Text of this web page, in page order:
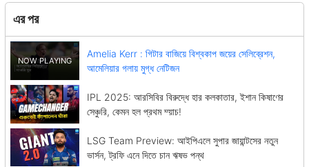
এর পর
Amelia Kerr : গিটার বাজিয়ে বিশ্বকাপ জয়ের সেলিব্রেশন,
আমেলিয়ার গলায় মুগ্ধ নেটিজন
IPL 2025: আরসিবির বিরুদ্ধে হার কলকাতার, ইশান কিষাণের
সেঞ্চুরি, কেমন হল প্রথম ম্য়াচ!
LSG Team Preview: আইপিএলে সুপার জায়ান্টসের নতুন
ভার্সন, ট্রফি এনে দিতে চান ঋষভ পন্থ